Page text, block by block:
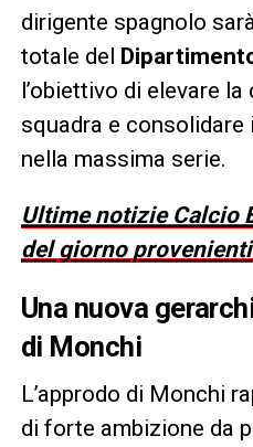
dirigente spagnolo
totale del
l’obiettivo di elevare
squadra e
nella massima serie.
Ultime notizie Calcio
del giorno
Una nuova
di Monchi
L’approdo di Monchi
di forte ambizione da